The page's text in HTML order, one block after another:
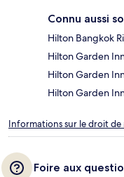
Connu aussi
Hilton Bangkok
Hilton Garden
Hilton Garden
Hilton Garden
Informations sur le droit
Foire aux